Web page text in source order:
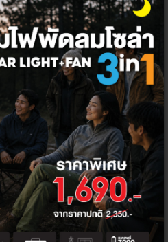
อร์มิเตอร์